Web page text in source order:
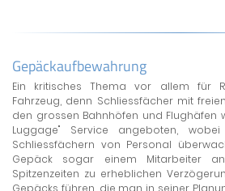
Gepäckaufbewahrung
Ein kritisches Thema vor allem für
Fahrzeug, denn Schliessfächer mit
den grossen Bahnhöfen und Flughäfen
Luggage" Service angeboten,
Schliessfächern von Personal
Gepäck sogar einem Mitarbeiter
Spitzenzeiten zu erheblichen
Gepäcks führen, die man in seiner